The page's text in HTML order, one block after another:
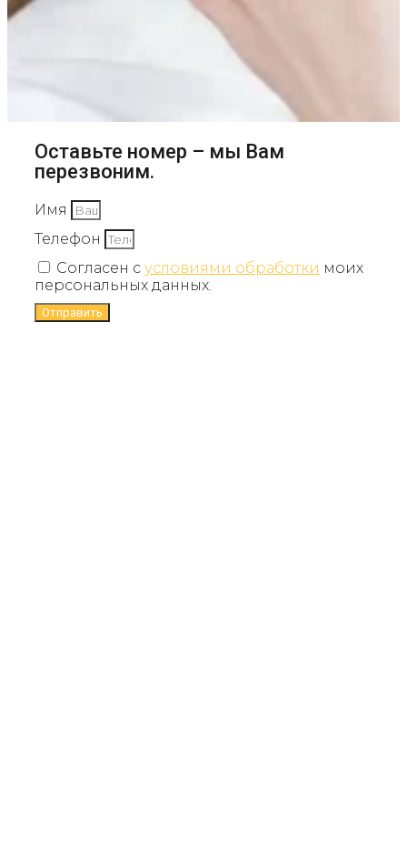
Оставьте номер – мы Вам
перезвоним.
Имя
Телефон
Согласен с условиями обработки моих
персональных данных.
Отправить